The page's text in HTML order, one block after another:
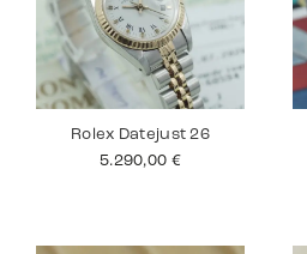
Rolex Datejust 26
5.290,00 €